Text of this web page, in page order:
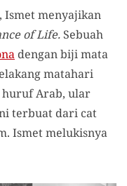
menyajikan
of Life. Sebuah
dengan biji mata
matahari
Arab, ular
terbuat dari cat
Ismet melukisnya